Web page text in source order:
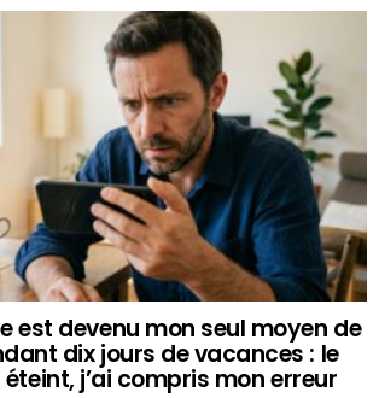
est devenu mon seul moyen de
dix jours de vacances : le
éteint, j’ai compris mon erreur